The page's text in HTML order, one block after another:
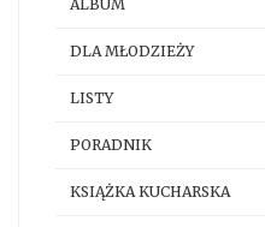
ALBUM
DLA MŁODZIEŻY
LISTY
PORADNIK
KSIĄŻKA KUCHARSKA